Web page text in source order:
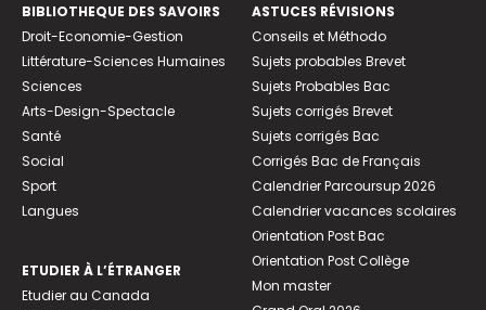
BIBLIOTHEQUE DES SAVOIRS
Droit-Economie-Gestion
Littérature-Sciences Humaines
Sciences
Arts-Design-Spectacle
Santé
Social
Sport
Langues
ETUDIER À L’ÉTRANGER
Etudier au Canada
ASTUCES RÉVISIONS
Conseils et Méthodo
Sujets probables Brevet
Sujets Probables Bac
Sujets corrigés Brevet
Sujets corrigés Bac
Corrigés Bac de Français
Calendrier Parcoursup 2026
Calendrier vacances scolaires
Orientation Post Bac
Orientation Post Collège
Mon master